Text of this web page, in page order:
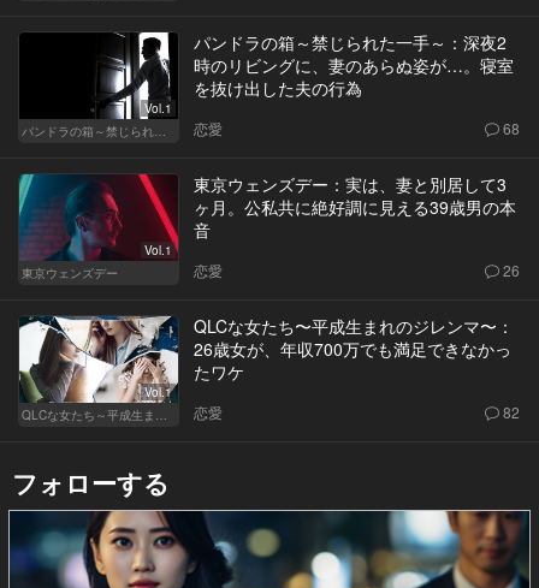
Vol.1
パンドラの箱～禁じられた一手～
パンドラの箱～禁じられた一手～：深夜2
時のリビングに、妻のあらぬ姿が…。寝室
を抜け出した夫の行為
恋愛 68
Vol.1
東京ウェンズデー
東京ウェンズデー：実は、妻と別居して3
ヶ月。公私共に絶好調に見える39歳男の本
音
恋愛 26
Vol.1
QLCな女たち～平成生まれのジレンマ～
QLCな女たち〜平成生まれのジレンマ〜：
26歳女が、年収700万でも満足できなかっ
たワケ
恋愛 82
フォローする